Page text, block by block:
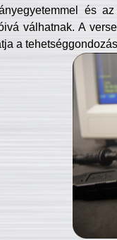
és
válhatnak. A
a